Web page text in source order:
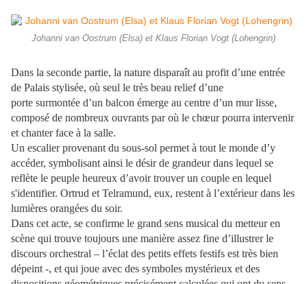
Johanni van Oostrum (Elsa) et Klaus Florian Vogt (Lohengrin)
Dans la seconde partie, la nature disparaît au profit d’une entrée
de Palais stylisée, où seul le très beau relief d’une
porte surmontée d’un balcon émerge au centre d’un mur lisse,
composé de nombreux ouvrants par où le chœur pourra intervenir
et chanter face à la salle.
Un escalier provenant du sous-sol permet à tout le monde d’y
accéder, symbolisant ainsi le désir de grandeur dans lequel se
reflète le peuple heureux d’avoir trouver un couple en lequel
s'identifier. Ortrud et Telramund, eux, restent à l’extérieur dans les
lumières orangées du soir.
Dans cet acte, se confirme le grand sens musical du metteur en
scène qui trouve toujours une manière assez fine d’illustrer le
discours orchestral – l’éclat des petits effets festifs est très bien
dépeint -, et qui joue avec des symboles mystérieux et des